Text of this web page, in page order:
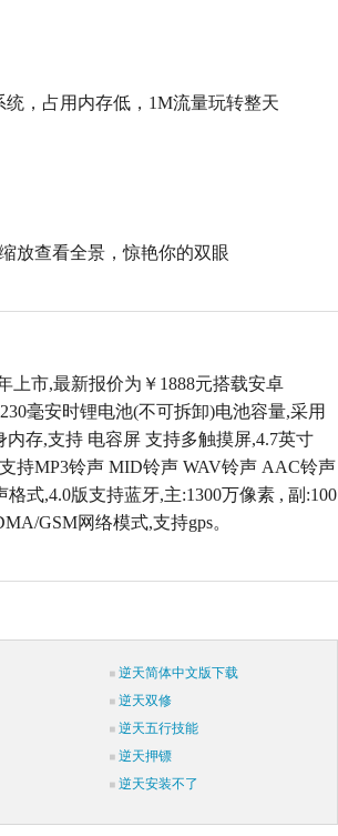
，占用内存低， 1M流量玩转整天
缩放查看全景，惊艳你的双眼
上市,最新报价为￥1888元搭载安卓
毫安时锂电池(不可拆卸)电池容量,采用
存,支持 电容屏 支持多触摸屏,4.7英寸
持MP3铃声 MID铃声 WAV铃声 AAC铃声
式,4.0版支持蓝牙,主:1300万像素 , 副:100
GSM网络模式,支持gps。
逆天简体中文版下载
逆天双修
逆天五行技能
逆天押镖
逆天安装不了